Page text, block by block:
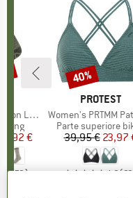
Socks
ridotto
€
(252)
MARCHIO
PROTEST
Articolo
Women's PRTMM Patio
Gruppo di prodotti
Parte superiore
Prezzo
39,95 €Prezzo
23,97
4,9(23
Sconto
40%